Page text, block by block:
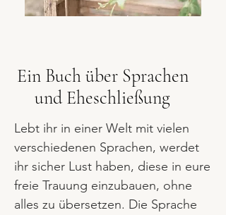
Ein Buch über Sprachen
und Eheschließung
Lebt ihr in einer Welt mit vielen
verschiedenen Sprachen, werdet
ihr sicher Lust haben, diese in eure
freie Trauung einzubauen, ohne
alles zu übersetzen. Die Sprache